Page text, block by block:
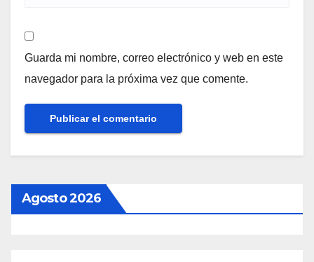
Guarda mi nombre, correo electrónico y web en este
navegador para la próxima vez que comente.
Agosto 2026